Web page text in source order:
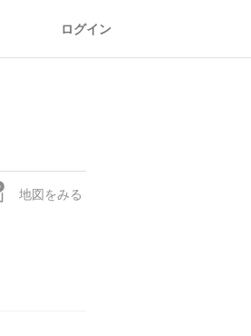
ログイン
地図をみる